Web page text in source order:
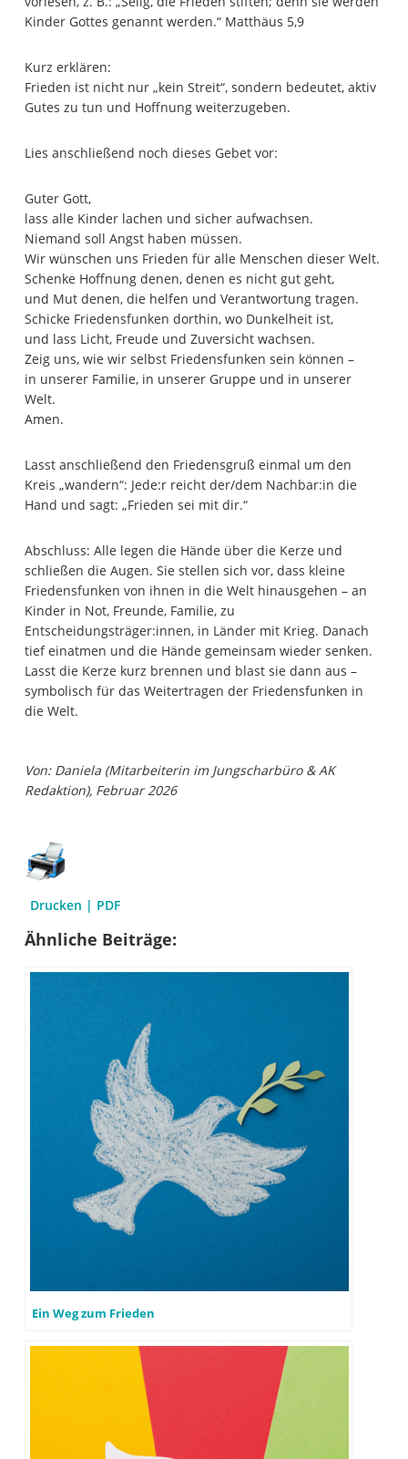
Kinder Gottes genannt werden.“ Matthäus 5,9
Kurz erklären:
Frieden ist nicht nur „kein Streit“, sondern bedeutet, aktiv
Gutes zu tun und Hoffnung weiterzugeben.
Lies anschließend noch dieses Gebet vor:
Guter Gott,
lass alle Kinder lachen und sicher aufwachsen.
Niemand soll Angst haben müssen.
Wir wünschen uns Frieden für alle Menschen dieser Welt.
Schenke Hoffnung denen, denen es nicht gut geht,
und Mut denen, die helfen und Verantwortung tragen.
Schicke Friedensfunken dorthin, wo Dunkelheit ist,
und lass Licht, Freude und Zuversicht wachsen.
Zeig uns, wie wir selbst Friedensfunken sein können –
in unserer Familie, in unserer Gruppe und in unserer
Welt.
Amen.
Lasst anschließend den Friedensgruß einmal um den
Kreis „wandern“: Jede:r reicht der/dem Nachbar:in die
Hand und sagt: „Frieden sei mit dir.“
Abschluss: Alle legen die Hände über die Kerze und
schließen die Augen. Sie stellen sich vor, dass kleine
Friedensfunken von ihnen in die Welt hinausgehen – an
Kinder in Not, Freunde, Familie, zu
Entscheidungsträger:innen, in Länder mit Krieg. Danach
tief einatmen und die Hände gemeinsam wieder senken.
Lasst die Kerze kurz brennen und blast sie dann aus –
symbolisch für das Weitertragen der Friedensfunken in
die Welt.
Von: Daniela (Mitarbeiterin im Jungscharbüro & AK
Redaktion), Februar 2026
Drucken | PDF
Ähnliche Beiträge:
Ein Weg zum Frieden